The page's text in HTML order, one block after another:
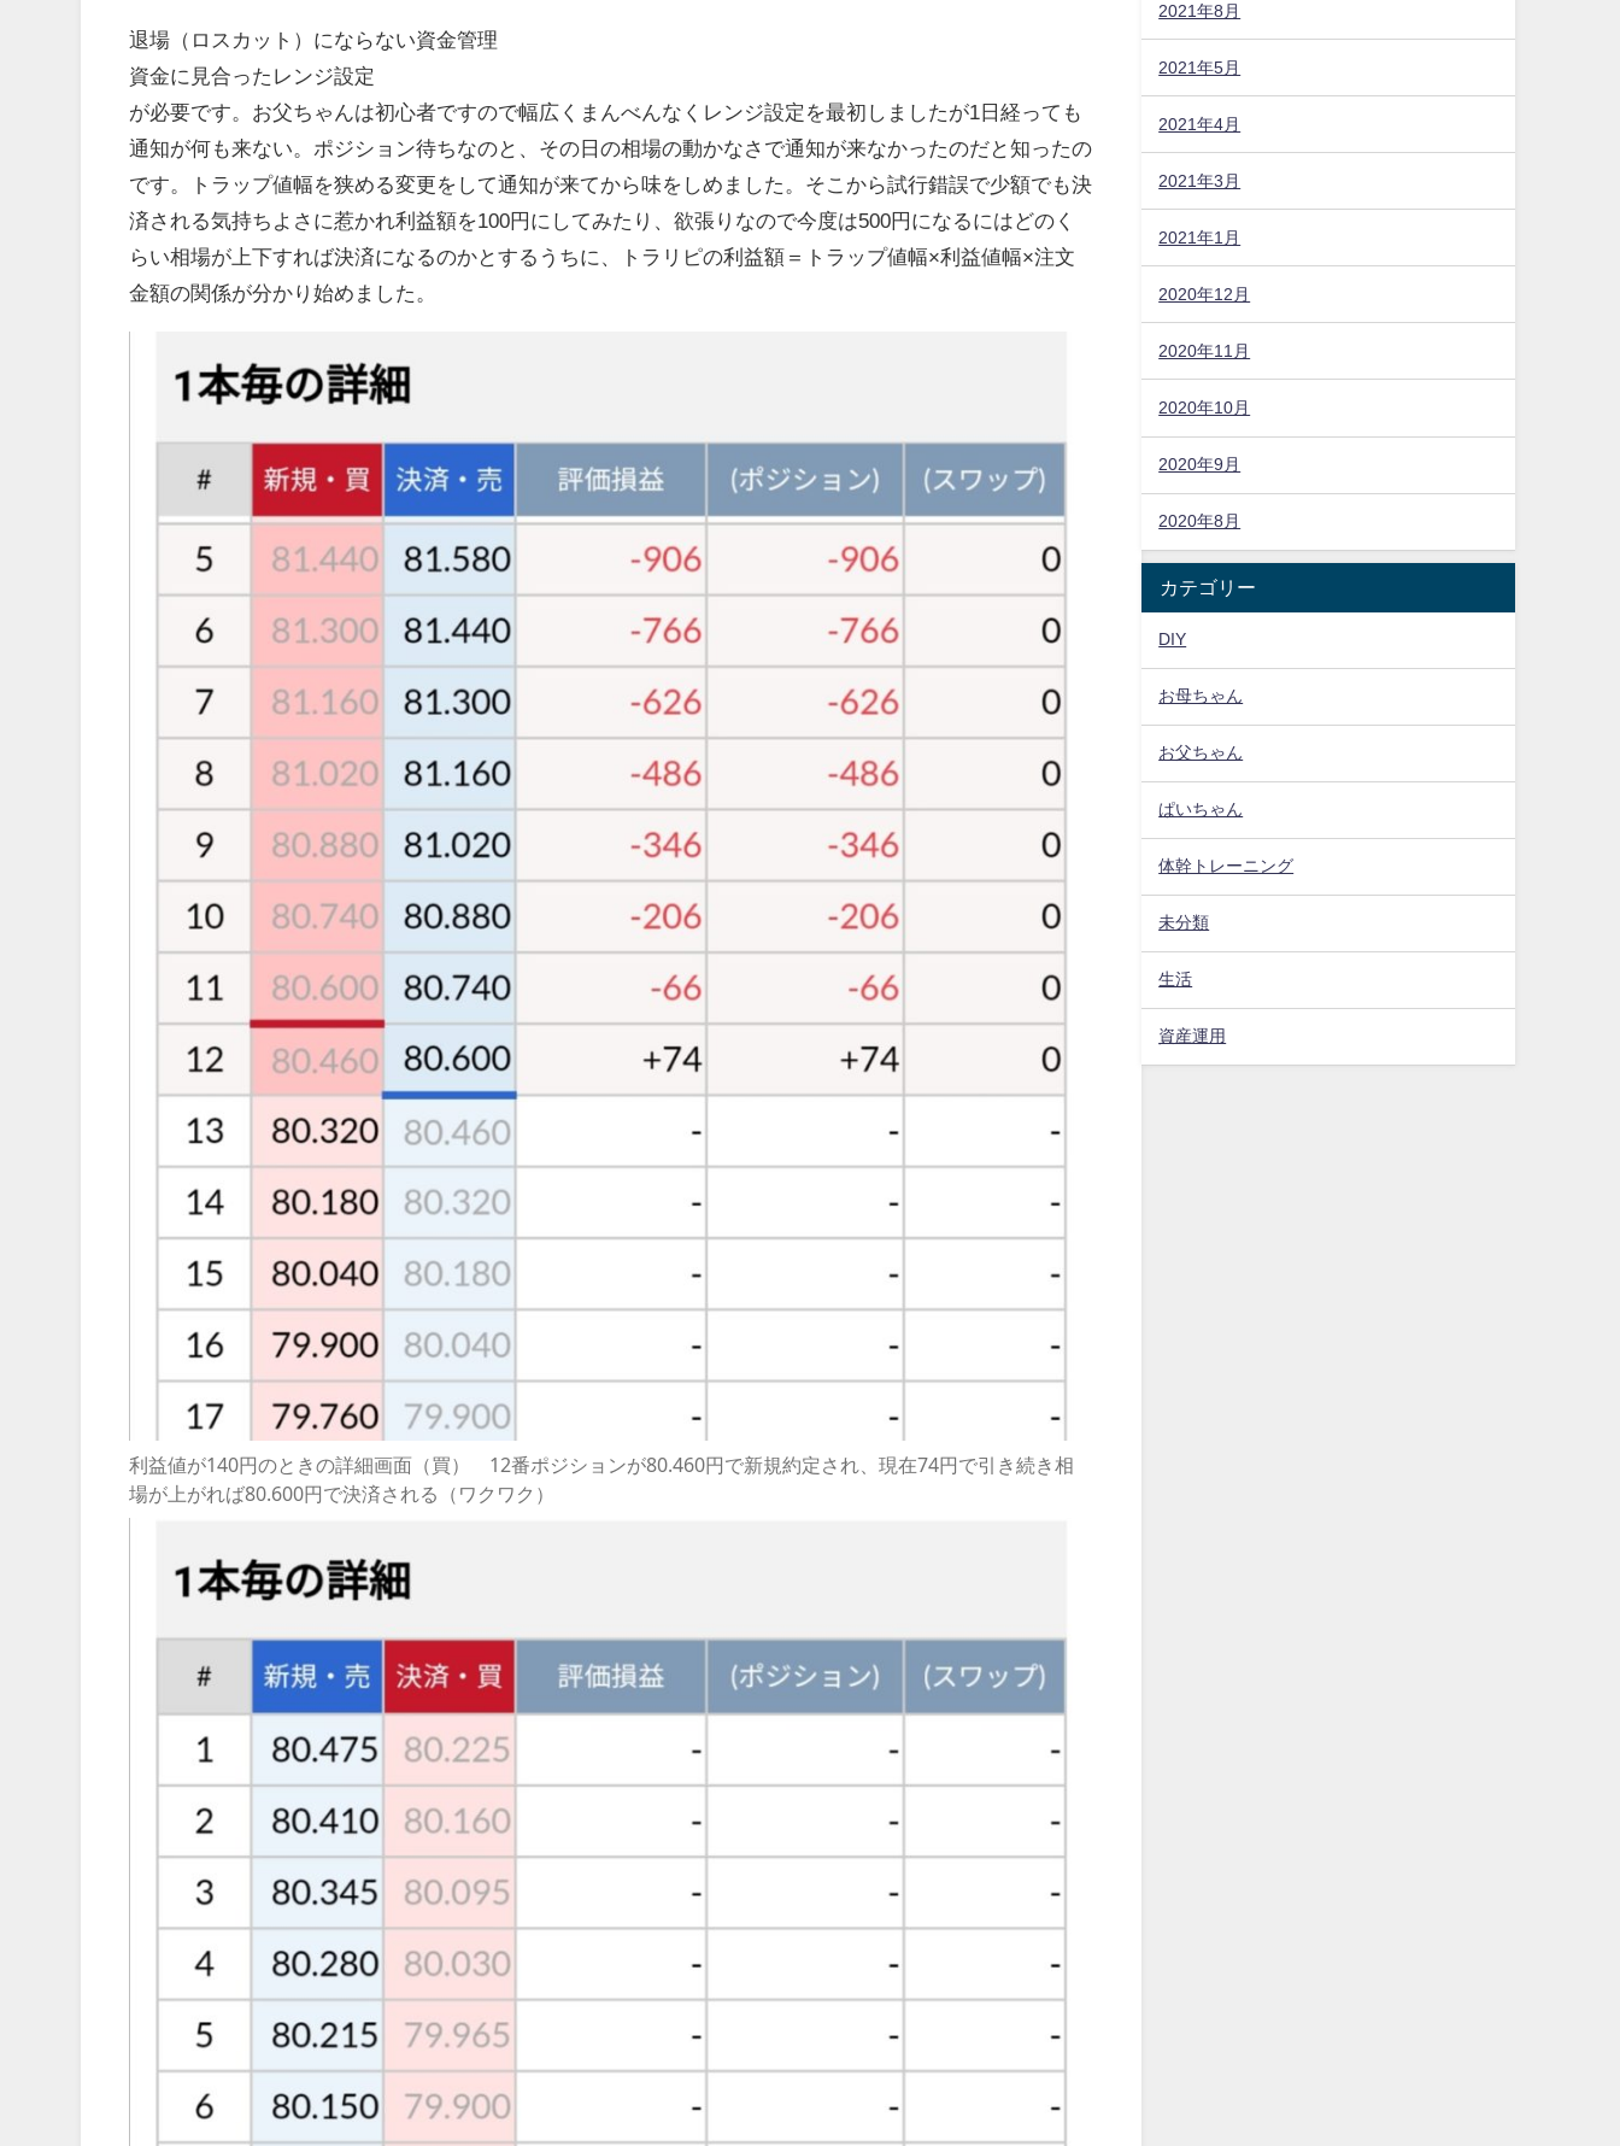
退場（ロスカット）にならない資金管理
資金に見合ったレンジ設定
が必要です。お父ちゃんは初心者ですので幅広くまんべんなくレンジ設定を最初しましたが1日経っても
通知が何も来ない。ポジション待ちなのと、その日の相場の動かなさで通知が来なかったのだと知ったの
です。トラップ値幅を狭める変更をして通知が来てから味をしめました。そこから試行錯誤で少額でも決
済される気持ちよさに惹かれ利益額を100円にしてみたり、欲張りなので今度は500円になるにはどのく
らい相場が上下すれば決済になるのかとするうちに、トラリピの利益額＝トラップ値幅×利益値幅×注文
金額の関係が分かり始めました。
利益値が140円のときの詳細画面（買） 12番ポジションが80.460円で新規約定され、現在74円で引き続き相
場が上がれば80.600円で決済される（ワクワク）
2021年8月
2021年5月
2021年4月
2021年3月
2021年1月
2020年12月
2020年11月
2020年10月
2020年9月
2020年8月
カテゴリー
DIY
お母ちゃん
お父ちゃん
ぱいちゃん
体幹トレーニング
未分類
生活
資産運用